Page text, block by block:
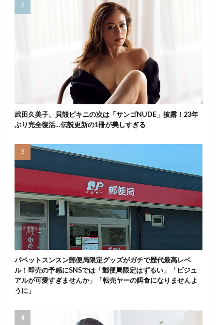
武田久美子、貝殻ビキニの次は「サンゴNUDE」披露！23年
ぶり完全復活…伝説更新の1冊が美しすぎる
パペットスンスン郵便局限定グッズがガチで歴代最高レベ
ル！即売の予感にSNSでは「郵便局限定はずるい」「ビジュ
アルが可愛すぎませんか」「転売ヤーの餌食になりませんよ
うに」